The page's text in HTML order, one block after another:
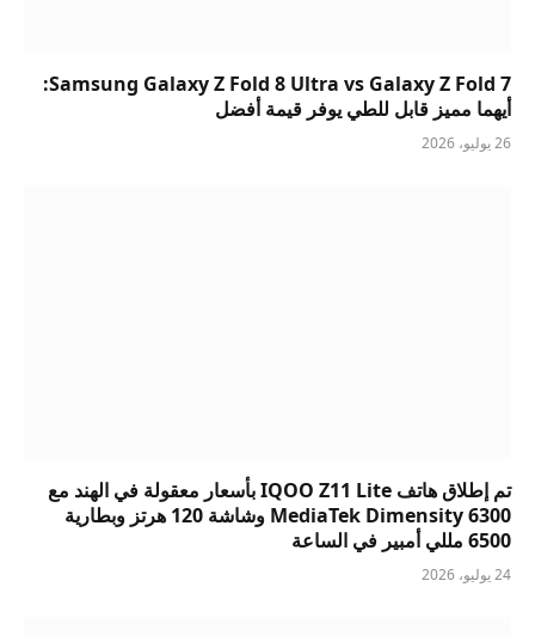
Samsung Galaxy Z Fold 8 Ultra vs Galaxy Z Fold 7:
أيهما مميز قابل للطي يوفر قيمة أفضل
26 يوليو، 2026
تم إطلاق هاتف IQOO Z11 Lite بأسعار معقولة في الهند مع
MediaTek Dimensity 6300 وشاشة 120 هرتز وبطارية
6500 مللي أمبير في الساعة
24 يوليو، 2026